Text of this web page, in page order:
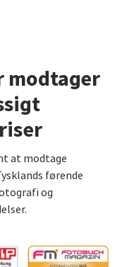
modtager
at modtage
førende
og